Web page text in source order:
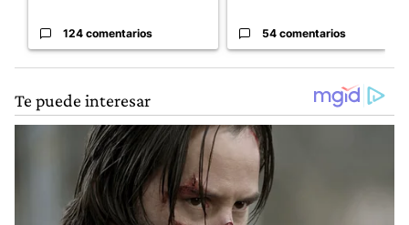
124 comentarios 54 comentarios